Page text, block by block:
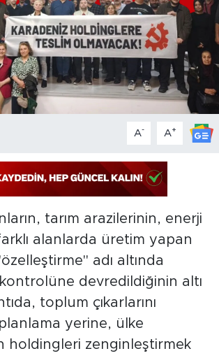
A- A+
tarım arazilerinin, enerji
alanlarda üretim yapan
adı altında
devredildiğinin altı
toplum çıkarlarını
yerine, ülke
holdingleri zenginleştirmek